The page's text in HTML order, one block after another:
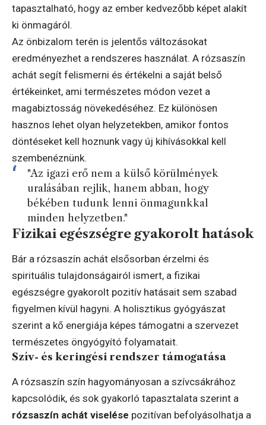
tapasztalható, hogy az ember kedvezőbb képet alakít
ki önmagáról.
Az önbizalom terén is jelentős változásokat
eredményezhet a rendszeres használat. A rózsaszín
achát segít felismerni és értékelni a saját belső
értékeinket, ami természetes módon vezet a
magabiztosság növekedéséhez. Ez különösen
hasznos lehet olyan helyzetekben, amikor fontos
döntéseket kell hoznunk vagy új kihívásokkal kell
szembenéznünk.
"Az igazi erő nem a külső körülmények
uralásában rejlik, hanem abban, hogy
békében tudunk lenni önmagunkkal
minden helyzetben."
Fizikai egészségre gyakorolt hatások
Bár a rózsaszín achát elsősorban érzelmi és
spirituális tulajdonságairól ismert, a fizikai
egészségre gyakorolt pozitív hatásait sem szabad
figyelmen kívül hagyni. A holisztikus gyógyászat
szerint a kő energiája képes támogatni a szervezet
természetes öngyógyító folyamatait.
Szív- és keringési rendszer támogatása
A rózsaszín szín hagyományosan a szívcsákrához
kapcsolódik, és sok gyakorló tapasztalata szerint a
rózsaszín achát viselése pozitívan befolyásolhatja a